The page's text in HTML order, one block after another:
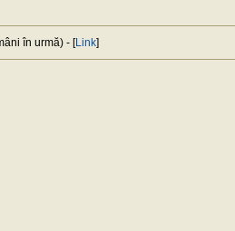
în urmă) - [Link]